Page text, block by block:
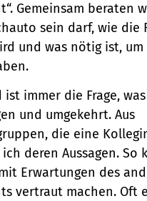
Gemeinsam beraten
sein darf, wie die
und was nötig ist,
ist immer die Frage,
und umgekehrt. Aus
die eine
deren Aussagen. So
Erwartungen des
vertraut machen. Oft